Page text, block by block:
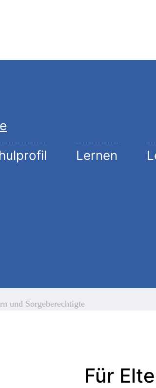
Lernen
und Sorgeberechtigte
Für